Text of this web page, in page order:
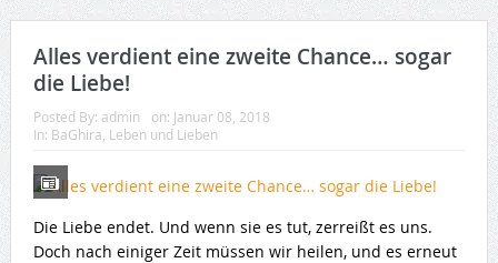
Alles verdient eine zweite Chance… sogar
die Liebe!
Posted By: admin on: Januar 08, 2018
In: BaGhira Leben und Lieben
Die Liebe endet. Und wenn sie es tut, zerreißt es uns.
Doch nach einiger Zeit müssen wir heilen, und es erneut